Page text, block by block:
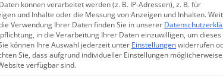
Roboterwerk –
für DJI RC Pro (
können verarbeitet werden (z. B. IP-Adressen), z. B. für
und Inhalte oder die Messung von Anzeigen und Inhalten.
Verwendung Ihrer Daten finden Sie in unserer
in die Verarbeitung Ihrer Daten einzuwilligen, um dieses
können Ihre Auswahl jederzeit unter Einstellungenwiderrufen
Sie, dass aufgrund individueller Einstellungen
verfügbar sind.